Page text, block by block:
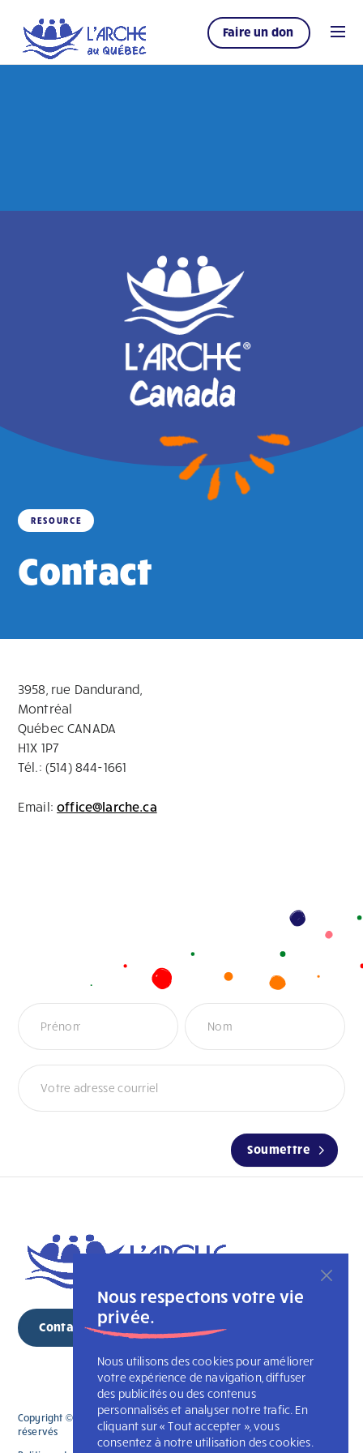
Nous respectons votre vie
privée.
Nous utilisons des cookies pour améliorer
votre expérience de navigation, diffuser
des publicités ou des contenus
personnalisés et analyser notre trafic. En
cliquant sur « Tout accepter », vous
consentez à notre utilisation des cookies.
Faire un don
RESOURCE
Contact
3958, rue Dandurand,
Montréal
Québec CANADA
H1X 1P7
Tél.: (514) 844-1661
Email:office@larche.ca
Infolettre
Soumettre
Contacter
Copyright © 2026 L'Association des Arches du Québec. Tous droits
réservés